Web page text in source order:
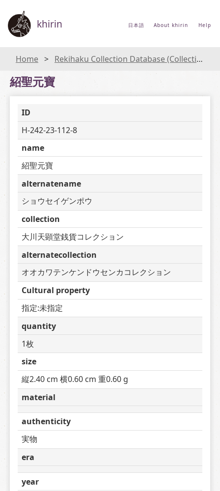
khirin 日本語 About khirin Help
Home Rekihaku Collection Database (Collections Database of the National Museum of Japanese History)
紹聖元寶
ID
H-242-23-112-8
name
紹聖元寶
alternatename
ショウセイゲンポウ
collection
大川天顕堂銭貨コレクション
alternatecollection
オオカワテンケンドウセンカコレクション
Cultural property
指定:未指定
quantity
1枚
size
縦2.40 cm 横0.60 cm 重0.60 g
material
authenticity
実物
era
year